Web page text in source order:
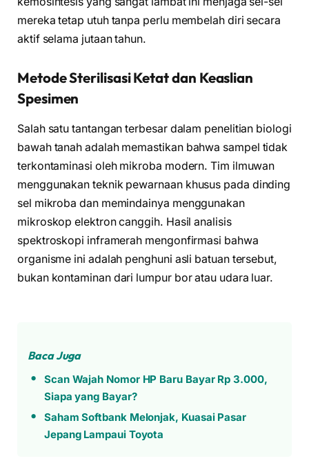
mereka tetap utuh tanpa perlu membelah diri secara
aktif selama jutaan tahun.
Metode Sterilisasi Ketat dan Keaslian
Spesimen
Salah satu tantangan terbesar dalam penelitian biologi
bawah tanah adalah memastikan bahwa sampel tidak
terkontaminasi oleh mikroba modern. Tim ilmuwan
menggunakan teknik pewarnaan khusus pada dinding
sel mikroba dan memindainya menggunakan
mikroskop elektron canggih. Hasil analisis
spektroskopi inframerah mengonfirmasi bahwa
organisme ini adalah penghuni asli batuan tersebut,
bukan kontaminan dari lumpur bor atau udara luar.
Baca Juga
Scan Wajah Nomor HP Baru Bayar Rp 3.000,
Siapa yang Bayar?
Saham Softbank Melonjak, Kuasai Pasar
Jepang Lampaui Toyota